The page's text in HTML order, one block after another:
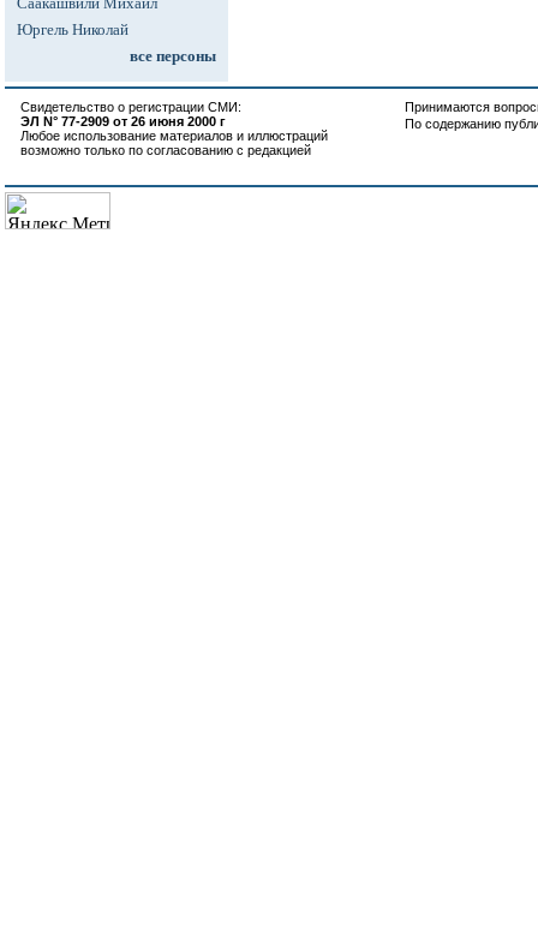
Юргель Николай
все персоны
Свидетельство о регистрации СМИ:
ЭЛ N° 77-2909 от 26 июня 2000 г
Любое использование материалов и иллюстраций
возможно только по согласованию с редакцией
Принимаются
По содержанию